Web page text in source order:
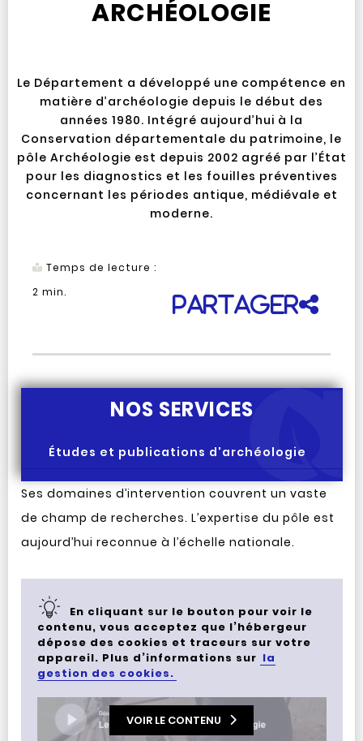
ARCHÉOLOGIE
Le Département a développé une compétence en
matière d’archéologie depuis le début des
années 1980. Intégré aujourd’hui à la
Conservation départementale du patrimoine, le
pôle Archéologie est depuis 2002 agréé par l’État
pour les diagnostics et les fouilles préventives
concernant les périodes antique, médiévale et
moderne.
Temps de lecture :
2 min.
Partager
NOS SERVICES
Études et publications d'archéologie
Ses domaines d’intervention couvrent un vaste
de champ de recherches. L’expertise du pôle est
aujourd’hui reconnue à l’échelle nationale.
En cliquant sur le bouton pour voir le
contenu, vous acceptez que l’hébergeur
dépose des cookies et traceurs sur votre
appareil. Plus d’informations sur la
gestion des cookies.
VOIR LE CONTENU